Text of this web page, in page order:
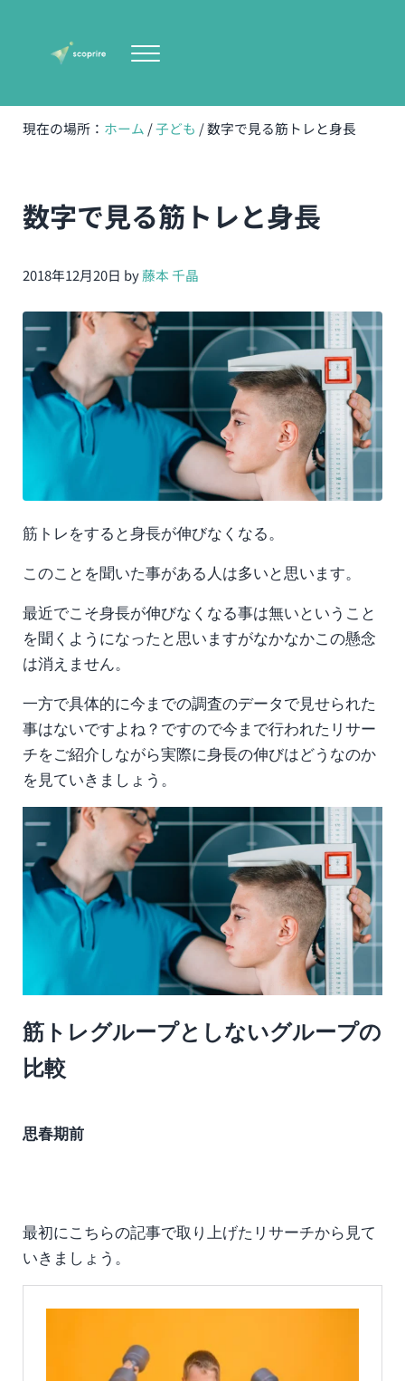
Menu
現在の場所： ホーム /子ども /数字で見る筋トレと身長
数字で見る筋トレと身長
2018年12月20日 by藤本 千晶
筋トレをすると身長が伸びなくなる。
このことを聞いた事がある人は多いと思います。
最近でこそ身長が伸びなくなる事は無いということ
を聞くようになったと思いますがなかなかこの懸念
は消えません。
一方で具体的に今までの調査のデータで見せられた
事はないですよね？ですので今まで行われたリサー
チをご紹介しながら実際に身長の伸びはどうなのか
を見ていきましょう。
筋トレグループとしないグループの
比較
思春期前
最初にこちらの記事で取り上げたリサーチから見て
いきましょう。